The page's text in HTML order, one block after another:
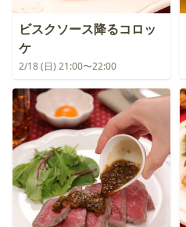
ビスクソース降るコロッ
ケ
2/18 (日) 21:00〜22:00